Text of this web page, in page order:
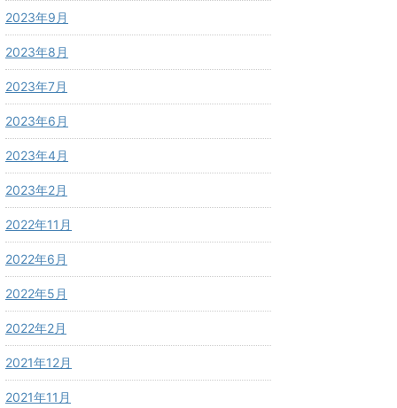
2023年9月
2023年8月
2023年7月
2023年6月
2023年4月
2023年2月
2022年11月
2022年6月
2022年5月
2022年2月
2021年12月
2021年11月